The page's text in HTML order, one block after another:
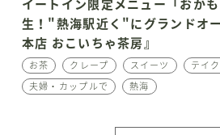
イートイン限定メニュー「おか
生！"熱海駅近く"にグランドオ
本店 おこいちゃ茶房』
お茶 クレープ スイーツ テイ
夫婦・カップルで
熱海